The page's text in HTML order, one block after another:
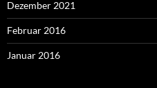
Dezember 2021
Februar 2016
Januar 2016